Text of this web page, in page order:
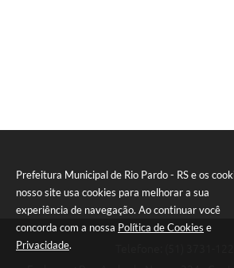
Prefeitura Municipal de Rio Pardo - RS e os
nosso site usa cookies para melhorar a sua
experiência de navegação. Ao continuar você
concorda com a nossa Política de Cookies e
Privacidade.